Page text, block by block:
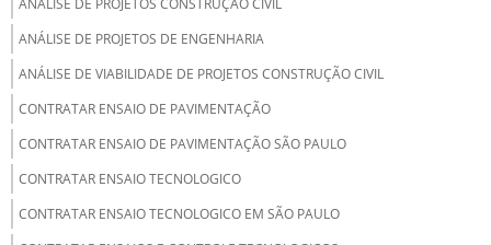
ANÁLISE DE PROJETOS CONSTRUÇÃO CIVIL
ANÁLISE DE PROJETOS DE ENGENHARIA
ANÁLISE DE VIABILIDADE DE PROJETOS CONSTRUÇÃO CIVIL
CONTRATAR ENSAIO DE PAVIMENTAÇÃO
CONTRATAR ENSAIO DE PAVIMENTAÇÃO SÃO PAULO
CONTRATAR ENSAIO TECNOLOGICO
CONTRATAR ENSAIO TECNOLOGICO EM SÃO PAULO